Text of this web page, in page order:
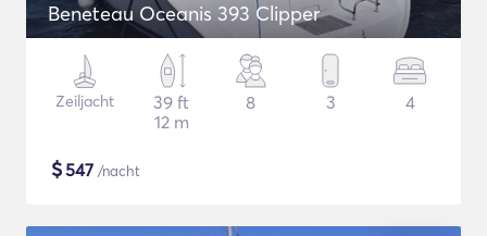
Beneteau Oceanis 393 Clipper
Zeiljacht
39 ft
12 m
8 3 4
$547 /nacht